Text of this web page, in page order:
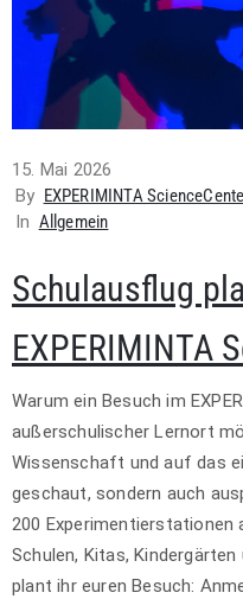
15. Mai 2026
By EXPERIMINTA
In Allgemein
Schulausflug
EXPERIMINTA
Warum ein Besuch im
außerschulischer Lernort
Wissenschaft und auf das
geschaut, sondern auch
200
Schulen, Kitas, Kindergärten
plant ihr euren Besuch: